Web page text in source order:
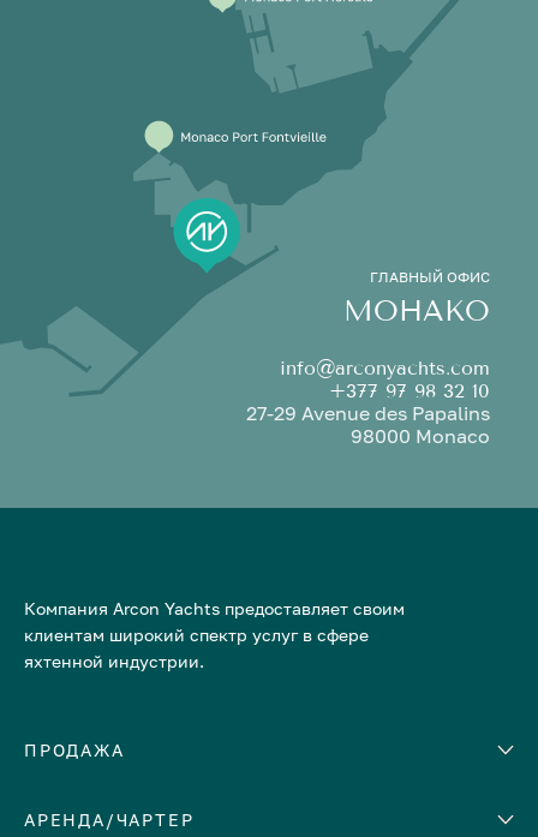
ГЛАВНЫЙ ОФИС
МОНАКО
info@arconyachts.com
+377 97 98 32 10
27-29 Avenue des Papalins
98000 Monaco
Компания Arcon Yachts предоставляет своим
клиентам широкий спектр услуг в сфере
яхтенной индустрии.
ПРОДАЖА
Количество кают
АРЕНДА/ЧАРТЕР